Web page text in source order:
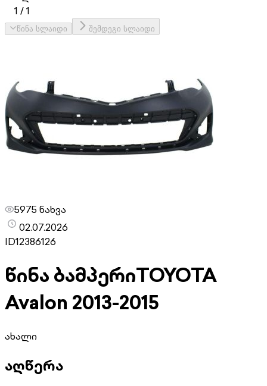
1 /1
წინა სლაიდი შემდეგი სლაიდი
5975 ნახვა
02.07.2026
ID12386126
წინა ბამპერიTOYOTA
Avalon 2013-2015
ახალი
აღწერა